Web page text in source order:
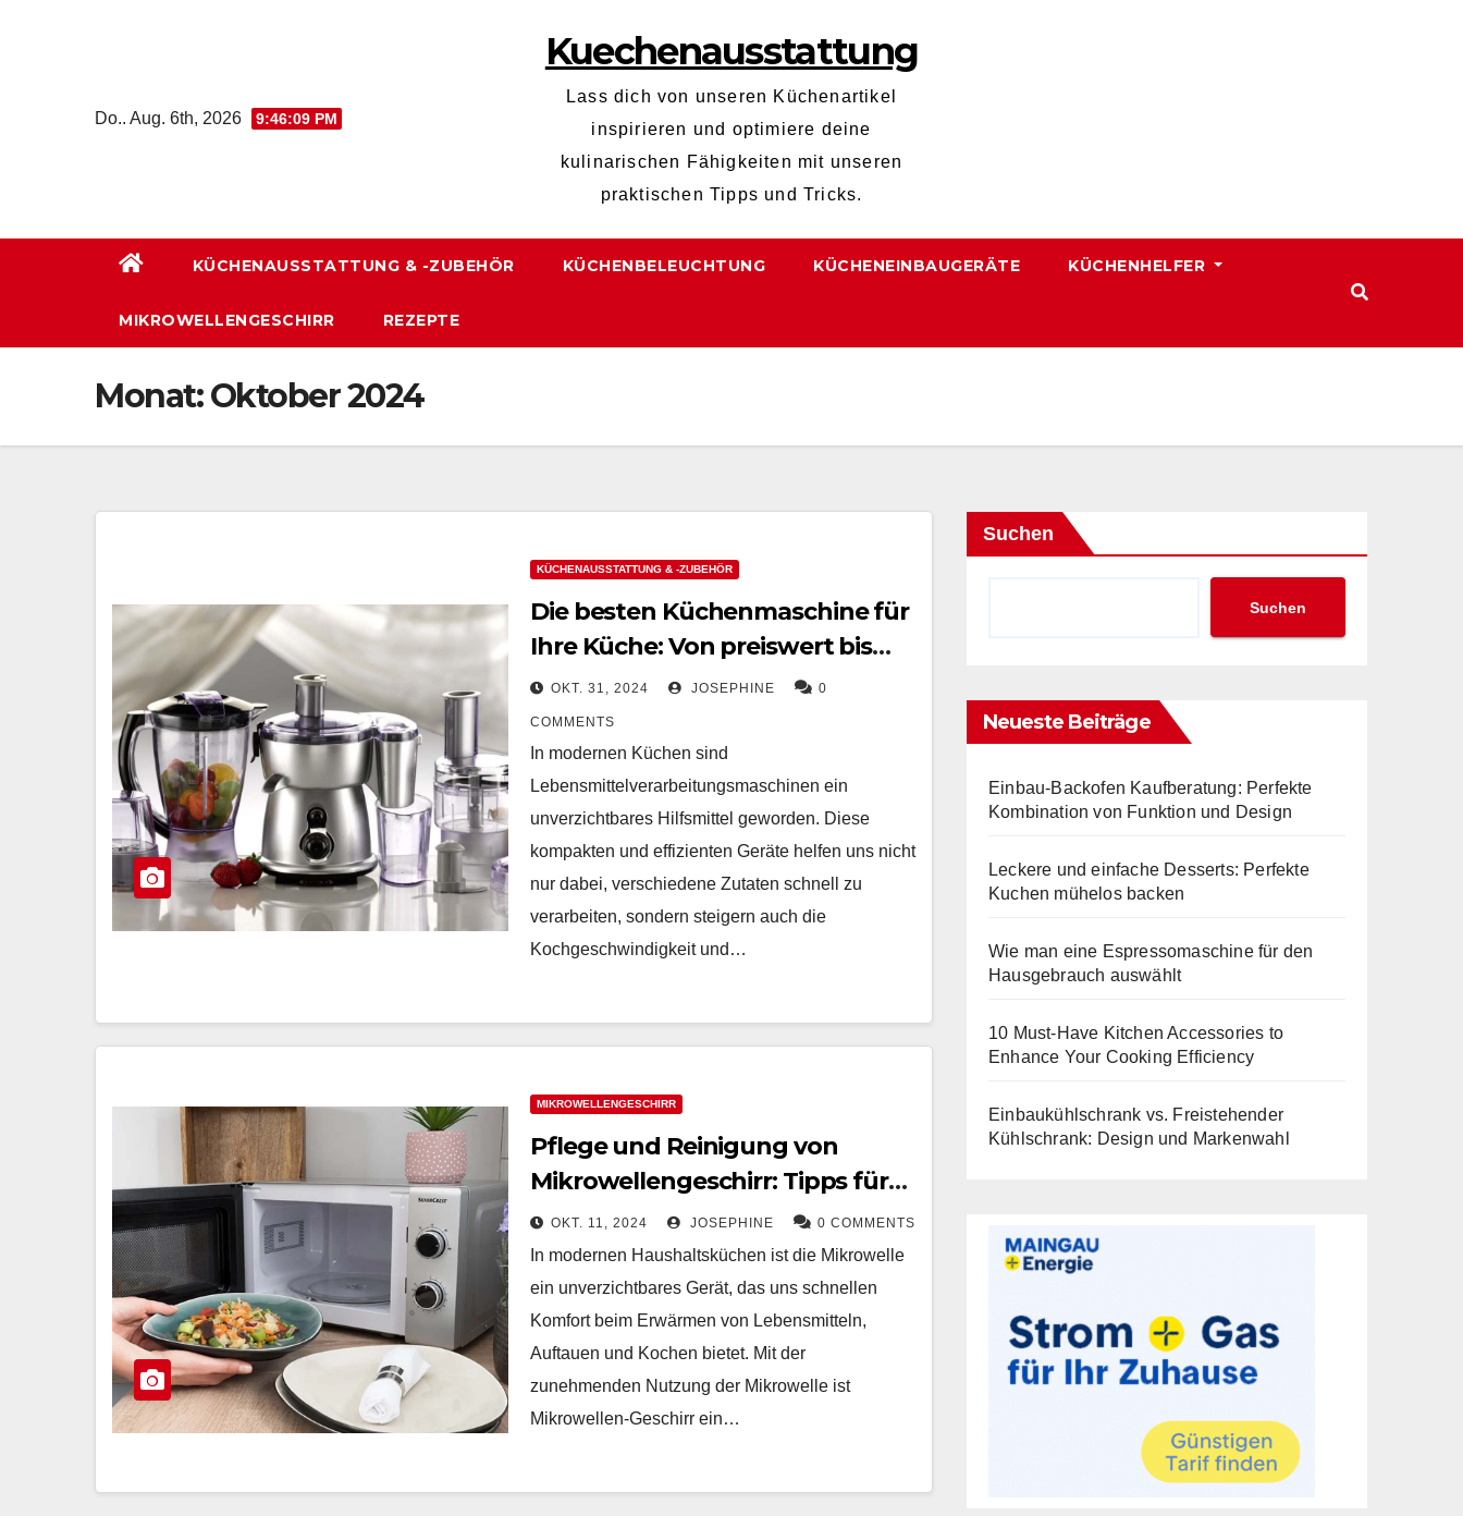
Do.. Aug. 6th, 2026 9:46:09 PM
Kuechenausstattung
Lass dich von unseren Küchenartikel
inspirieren und optimiere deine
kulinarischen Fähigkeiten mit unseren
praktischen Tipps und Tricks.
KÜCHENAUSSTATTUNG & -ZUBEHÖR KÜCHENBELEUCHTUNG KÜCHENEINBAUGERÄTE KÜCHENHELFER
MIKROWELLENGESCHIRR REZEPTE
Monat:Oktober 2024
KÜCHENAUSSTATTUNG & -ZUBEHÖR
Die besten Küchenmaschine für
Ihre Küche: Von preiswert bis
hochwertig
OKT. 31, 2024 JOSEPHINE 0
COMMENTS
In modernen Küchen sind
Lebensmittelverarbeitungsmaschinen ein
unverzichtbares Hilfsmittel geworden. Diese
kompakten und effizienten Geräte helfen uns nicht
nur dabei, verschiedene Zutaten schnell zu
verarbeiten, sondern steigern auch die
Kochgeschwindigkeit und…
MIKROWELLENGESCHIRR
Pflege und Reinigung von
Mikrowellengeschirr: Tipps für
Langlebigkeit und Sicherheit
OKT. 11, 2024 JOSEPHINE 0 COMMENTS
In modernen Haushaltsküchen ist die Mikrowelle
ein unverzichtbares Gerät, das uns schnellen
Komfort beim Erwärmen von Lebensmitteln,
Auftauen und Kochen bietet. Mit der
zunehmenden Nutzung der Mikrowelle ist
Mikrowellen-Geschirr ein…
Suchen
Suchen
Neueste Beiträge
Einbau-Backofen Kaufberatung: Perfekte
Kombination von Funktion und Design
Leckere und einfache Desserts: Perfekte
Kuchen mühelos backen
Wie man eine Espressomaschine für den
Hausgebrauch auswählt
10 Must-Have Kitchen Accessories to
Enhance Your Cooking Efficiency
Einbaukühlschrank vs. Freistehender
Kühlschrank: Design und Markenwahl